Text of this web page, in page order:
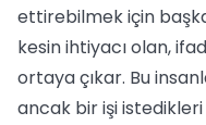
ettirebilmek için
kesin ihtiyacı olan,
ortaya çıkar. Bu
ancak bir işi